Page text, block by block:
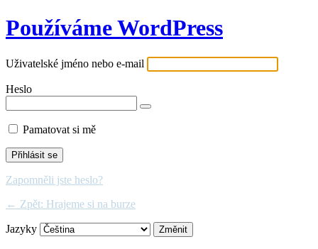
Používáme WordPress
Uživatelské jméno nebo e-mail
Heslo
Pamatovat si mě
Zapomněli jste heslo?
← Zpět: Hrajeme si na burze
Jazyky